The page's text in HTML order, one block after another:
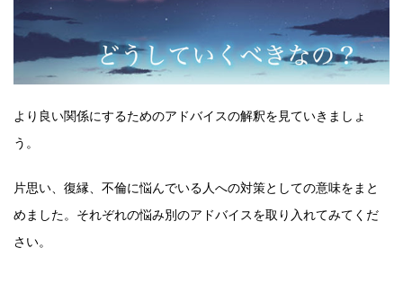
より良い関係にするためのアドバイスの解釈を見ていきましょ
う。
片思い、復縁、不倫に悩んでいる人への対策としての意味をまと
めました。それぞれの悩み別のアドバイスを取り入れてみてくだ
さい。